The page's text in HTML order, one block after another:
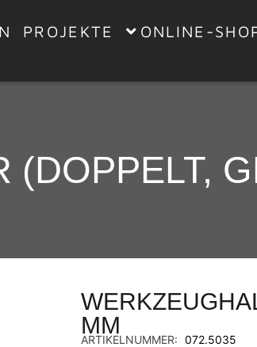
PROJEKTE ONLINE-
(DOPPELT,
MM
ARTIKELNUMMER: 072.5035